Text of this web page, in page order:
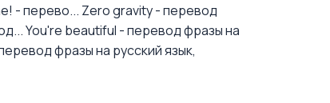
- перево... Zero gravity - перевод
You're beautiful - перевод фразы на
фразы на русский язык,